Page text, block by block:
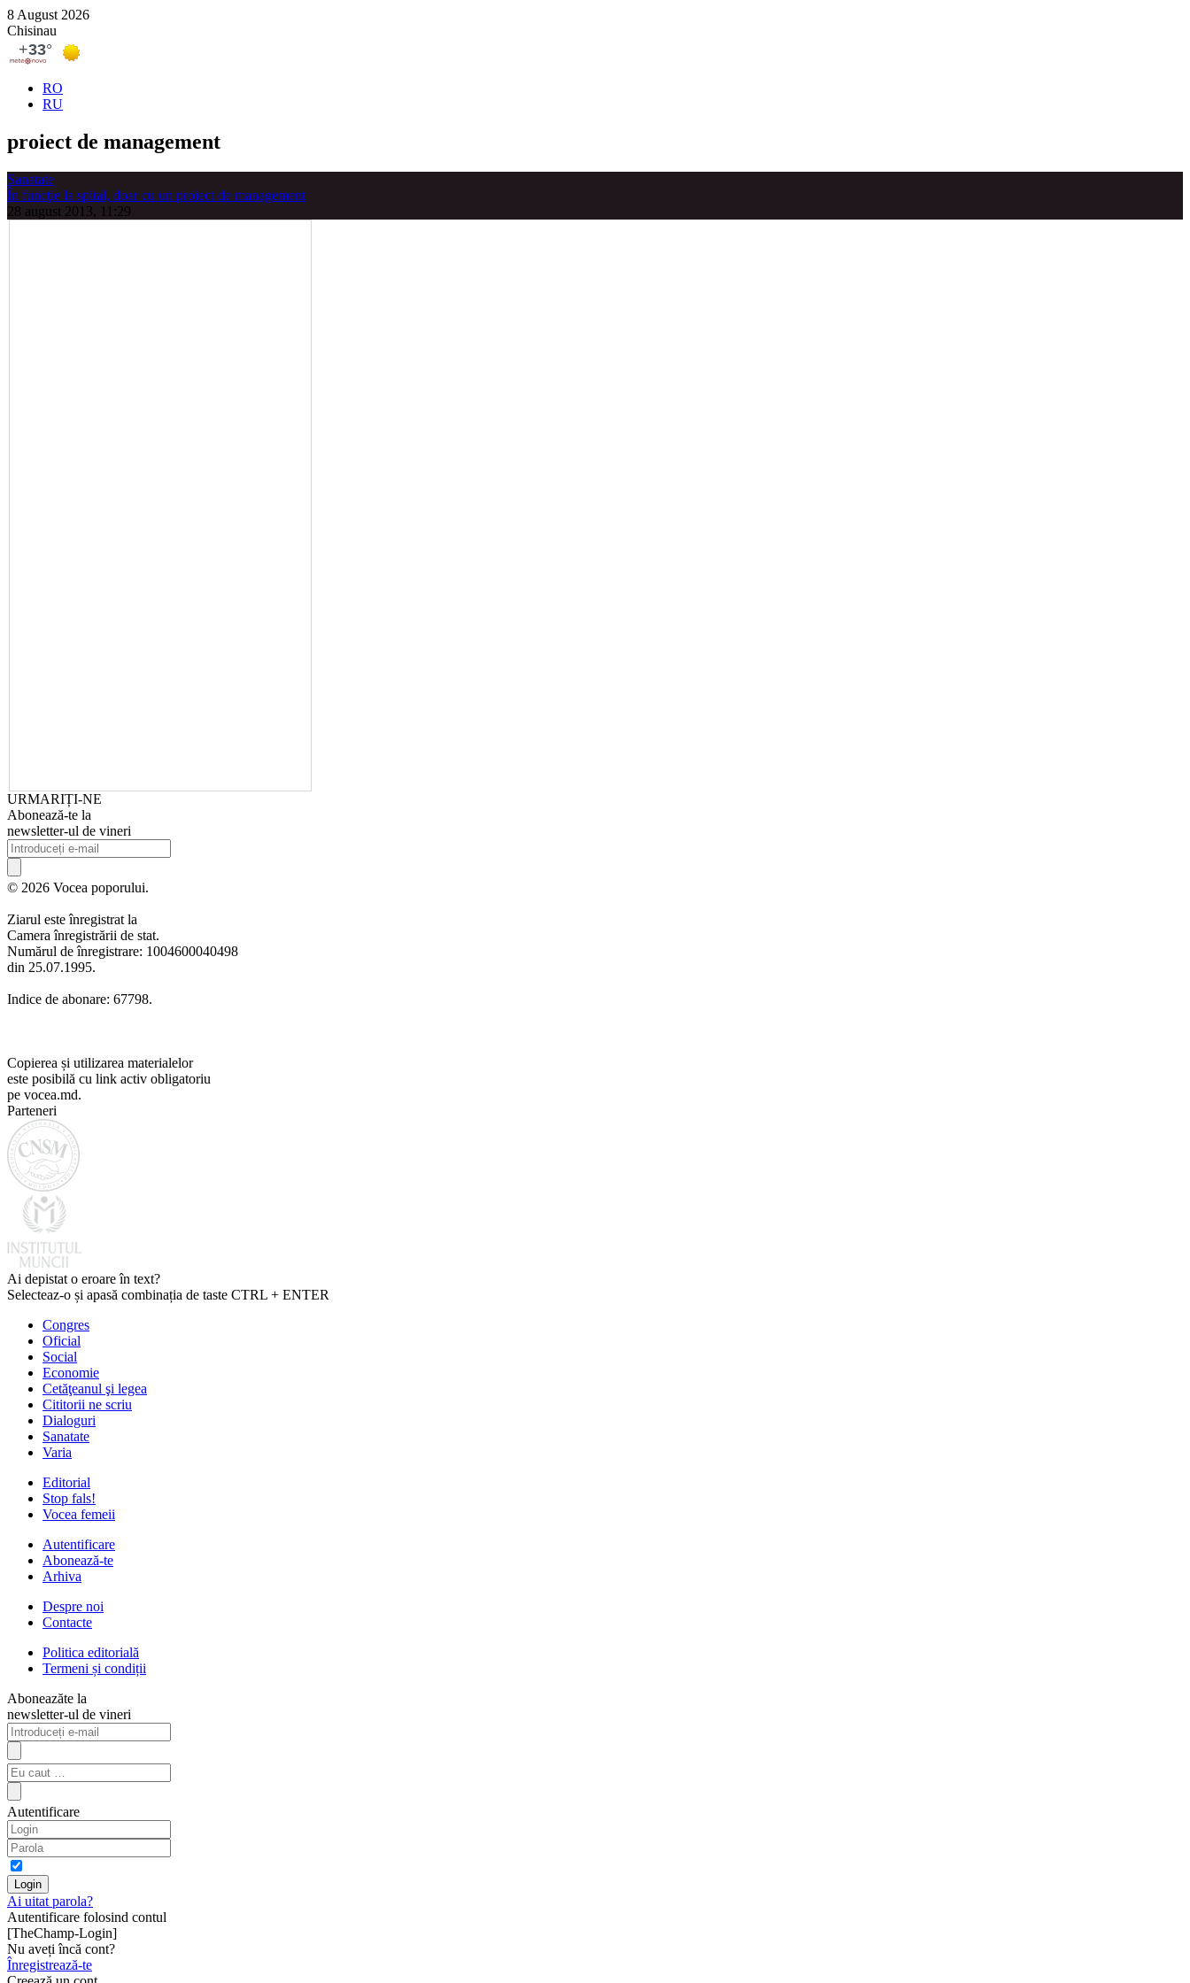
8 August 2026
Chisinau
RO
RU
proiect de management
Sanatate
În funcţie la spital, doar cu un proiect de management
28 august 2013, 11:29
URMARIȚI-NE
Abonează-te la
newsletter-ul de vineri
© 2026 Vocea poporului.
Ziarul este înregistrat la
Camera înregistrării de stat.
Numărul de înregistrare: 1004600040498
din 25.07.1995.
Indice de abonare: 67798.
Copierea și utilizarea materialelor
este posibilă cu link activ obligatoriu
pe vocea.md.
Parteneri
Ai depistat o eroare în text?
Selecteaz-o și apasă combinația de taste CTRL + ENTER
Congres
Oficial
Social
Economie
Cetăţeanul şi legea
Cititorii ne scriu
Dialoguri
Sanatate
Varia
Editorial
Stop fals!
Vocea femeii
Autentificare
Abonează-te
Arhiva
Despre noi
Contacte
Politica editorială
Termeni și condiții
Aboneazăte la
newsletter-ul de vineri
Autentificare
Ai uitat parola?
Autentificare folosind contul
[TheChamp-Login]
Nu aveți încă cont?
Înregistrează-te